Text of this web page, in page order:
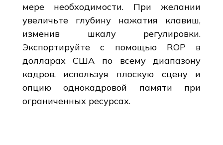
мере необходимости. При желании
увеличьте глубину нажатия клавиш,
изменив шкалу регулировки.
Экспортируйте с помощью ROP в
долларах США по всему диапазону
кадров, используя плоскую сцену и
опцию однокадровой памяти при
ограниченных ресурсах.